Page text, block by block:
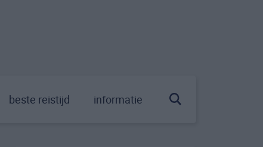
beste reistijd informatie